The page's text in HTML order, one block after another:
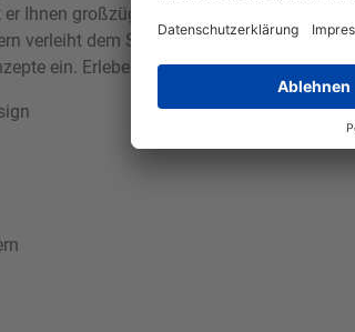
er Ihnen großzügigen Stauraum, während
verleiht dem Schrank auch eine
ein. Erleben Sie Funktionalität und